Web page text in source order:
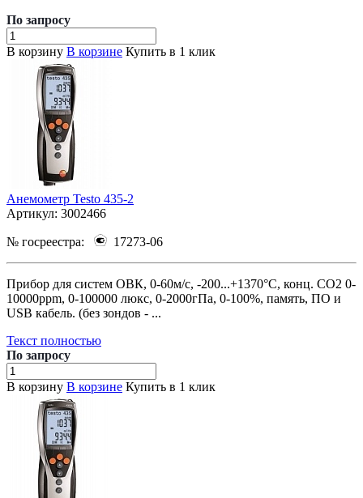
По запросу
В корзину В корзине Купить в 1 клик
Анемометр Testo 435-2
Артикул: 3002466
№ госреестра: 17273-06
Прибор для систем ОВК, 0-60м/с, -200...+1370°C, конц. CO2 0-
10000ppm, 0-100000 люкс, 0-2000гПа, 0-100%, память, ПО и
USB кабель. (без зондов - ...
Текст полностью
По запросу
В корзину В корзине Купить в 1 клик